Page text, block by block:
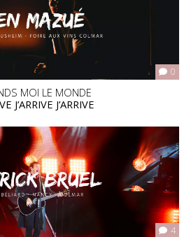
0
MOI LE MONDE
J’ARRIVE J’ARRIVE
4